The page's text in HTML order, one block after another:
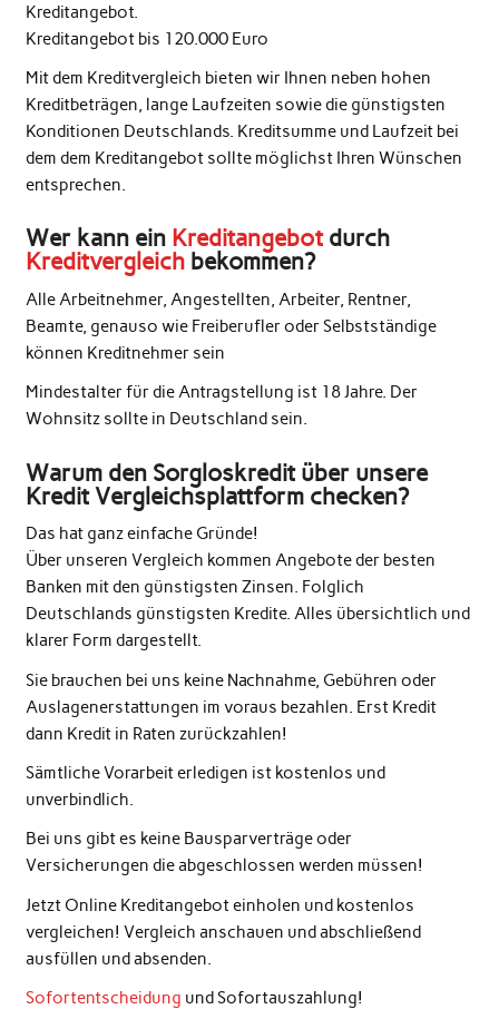
Kreditangebot.
Kreditangebot bis 120.000 Euro
Mit dem Kreditvergleich bieten wir Ihnen neben hohen
Kreditbeträgen, lange Laufzeiten sowie die günstigsten
Konditionen Deutschlands. Kreditsumme und Laufzeit bei
dem dem Kreditangebot sollte möglichst Ihren Wünschen
entsprechen.
Wer kann ein Kreditangebotdurch
Kreditvergleichbekommen?
Alle Arbeitnehmer, Angestellten, Arbeiter, Rentner,
Beamte, genauso wie Freiberufler oder Selbstständige
können Kreditnehmer sein
Mindestalter für die Antragstellung ist 18 Jahre. Der
Wohnsitz sollte in Deutschland sein.
Warum den Sorgloskredit über unsere
Kredit Vergleichsplattform checken?
Das hat ganz einfache Gründe!
Über unseren Vergleich kommen Angebote der besten
Banken mit den günstigsten Zinsen. Folglich
Deutschlands günstigsten Kredite. Alles übersichtlich und
klarer Form dargestellt.
Sie brauchen bei uns keine Nachnahme, Gebühren oder
Auslagenerstattungen im voraus bezahlen. Erst Kredit
dann Kredit in Raten zurückzahlen!
Sämtliche Vorarbeit erledigen ist kostenlos und
unverbindlich.
Bei uns gibt es keine Bausparverträge oder
Versicherungen die abgeschlossen werden müssen!
Jetzt Online Kreditangebot einholen und kostenlos
vergleichen! Vergleich anschauen und abschließend
ausfüllen und absenden.
Sofortentscheidung und Sofortauszahlung!